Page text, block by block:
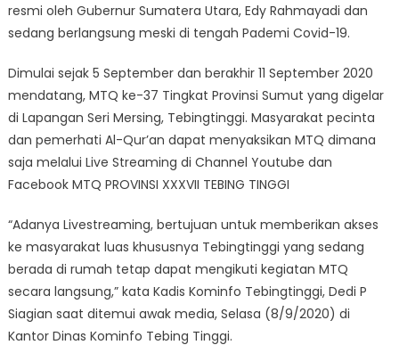
resmi oleh Gubernur Sumatera Utara, Edy Rahmayadi dan
sedang berlangsung meski di tengah Pademi Covid-19.
Dimulai sejak 5 September dan berakhir 11 September 2020
mendatang, MTQ ke-37 Tingkat Provinsi Sumut yang digelar
di Lapangan Seri Mersing, Tebingtinggi. Masyarakat pecinta
dan pemerhati Al-Qur’an dapat menyaksikan MTQ dimana
saja melalui Live Streaming di Channel Youtube dan
Facebook MTQ PROVINSI XXXVII TEBING TINGGI
“Adanya Livestreaming, bertujuan untuk memberikan akses
ke masyarakat luas khususnya Tebingtinggi yang sedang
berada di rumah tetap dapat mengikuti kegiatan MTQ
secara langsung,” kata Kadis Kominfo Tebingtinggi, Dedi P
Siagian saat ditemui awak media, Selasa (8/9/2020) di
Kantor Dinas Kominfo Tebing Tinggi.